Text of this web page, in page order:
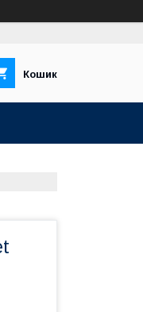
Кошик